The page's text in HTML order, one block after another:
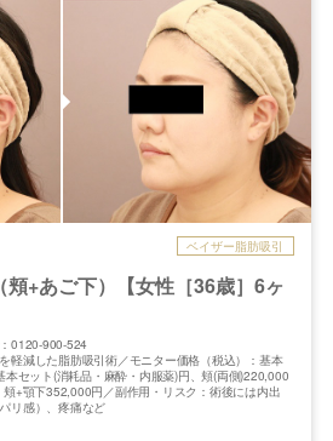
ベイザー脂肪吸引
+あご下）【女性［36歳］6ヶ
0120-900-524
軽減した脂肪吸引術／モニター価格（税込）：基本
本セット(消耗品・麻酔・内服薬)円、頬(両側)220,000
+顎下352,000円／副作用・リスク：術後には内出
リ感）、疼痛など